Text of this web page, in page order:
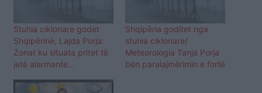
Stuhia ciklonare godet
Shqipërinë, Lajda Porja:
Zonat ku situata pritet të
jetë alarmante…
Shqipëria goditet nga
stuhia ciklonare/
Meteorologia Tanja Porja
bën paralajmërimin e fortë